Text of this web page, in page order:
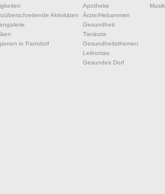
Aktivitäten
in Parndorf
Apotheke
Ärzte/Hebammen
Gesundheit
Tierärzte
Gesundheitsthemen
Leihomas
Gesundes Dorf